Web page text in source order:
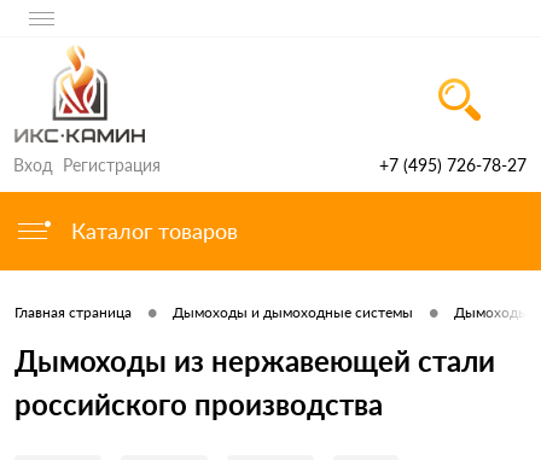
Вход Регистрация +7 (495) 726-78-27
Каталог товаров
Главная страница • Дымоходы и дымоходные системы • Дымоходы
Дымоходы из нержавеющей стали
российского производства